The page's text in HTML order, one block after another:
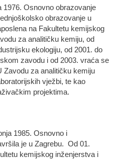
1976. Osnovno obrazovanje
obrazovanje u
na Fakultetu kemijskog
za analitičku kemiju, od
ekologiju, od 2001. do
zavodu i od 2003. vraća se
Zavodu za analitičku kemiju
vježbi, te kao
projektima.
1985. Osnovno i
je u Zagrebu. Od 01.
kemijskog inženjerstva i